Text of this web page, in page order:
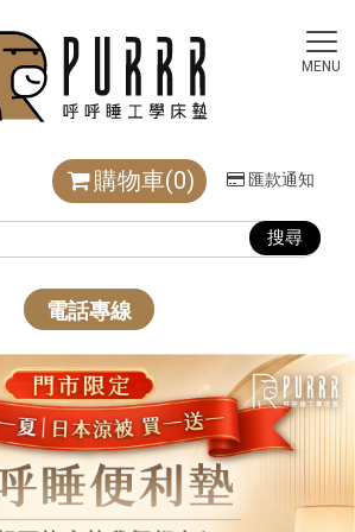
購物車(0) 匯款通知
電話專線